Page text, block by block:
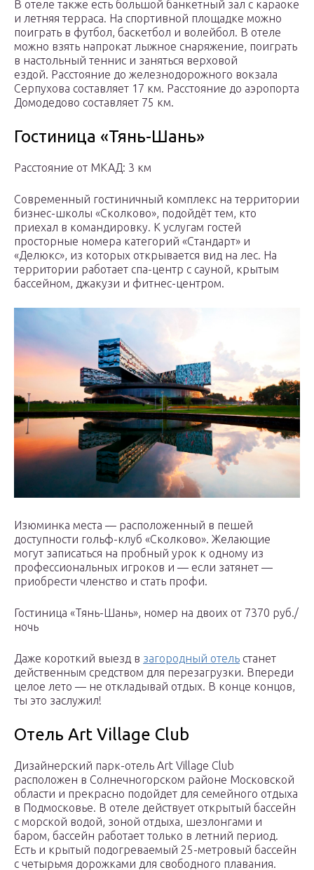
В отеле также есть большой банкетный зал с караоке
и летняя терраса. На спортивной площадке можно
поиграть в футбол, баскетбол и волейбол. В отеле
можно взять напрокат лыжное снаряжение, поиграть
в настольный теннис и заняться верховой
ездой. Расстояние до железнодорожного вокзала
Серпухова составляет 17 км. Расстояние до аэропорта
Домодедово составляет 75 км.
Гостиница «Тянь-Шань»
Расстояние от МКАД: 3 км
Современный гостиничный комплекс на территории
бизнес-школы «Сколково», подойдёт тем, кто
приехал в командировку. К услугам гостей
просторные номера категорий «Стандарт» и
«Делюкс», из которых открывается вид на лес. На
территории работает спа-центр с сауной, крытым
бассейном, джакузи и фитнес-центром.
Изюминка места — расположенный в пешей
доступности гольф-клуб «Сколково». Желающие
могут записаться на пробный урок к одному из
профессиональных игроков и — если затянет —
приобрести членство и стать профи.
Гостиница «Тянь-Шань», номер на двоих от 7370 руб./
ночь
Даже короткий выезд в загородный отель станет
действенным средством для перезагрузки. Впереди
целое лето — не откладывай отдых. В конце концов,
ты это заслужил!
Отель Art Village Club
Дизайнерский парк-отель Art Village Club
расположен в Солнечногорском районе Московской
области и прекрасно подойдет для семейного отдыха
в Подмосковье. В отеле действует открытый бассейн
с морской водой, зоной отдыха, шезлонгами и
баром, бассейн работает только в летний период.
Есть и крытый подогреваемый 25-метровый бассейн
с четырьмя дорожками для свободного плавания.